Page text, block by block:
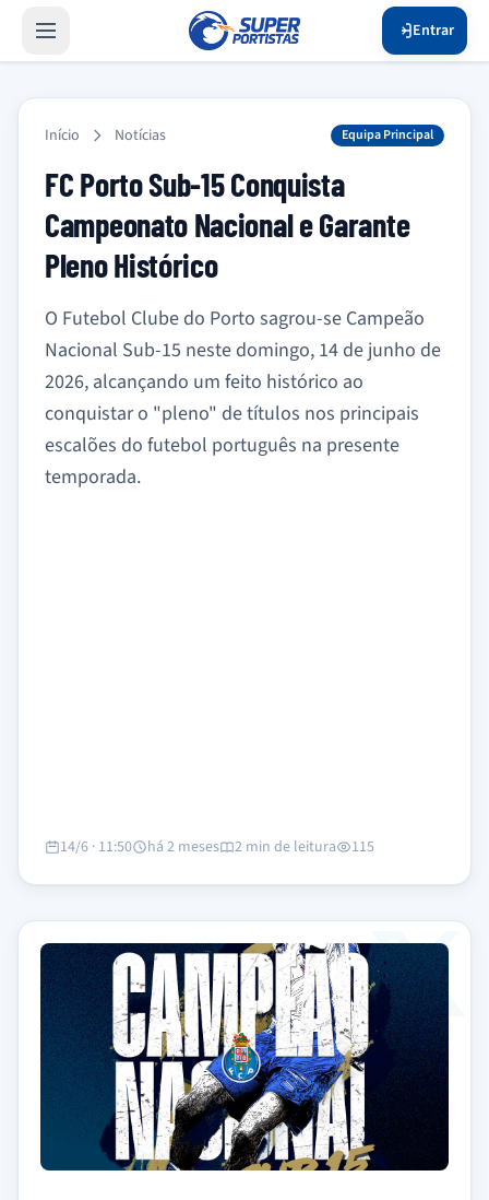
Entrar
Início Notícias Equipa Principal
FC Porto Sub-15 Conquista
Campeonato Nacional e Garante
Pleno Histórico
O Futebol Clube do Porto sagrou-se Campeão
Nacional Sub-15 neste domingo, 14 de junho de
2026, alcançando um feito histórico ao
conquistar o "pleno" de títulos nos principais
escalões do futebol português na presente
temporada.
14/6 · 11:50 há 2 meses 2 min de leitura 115